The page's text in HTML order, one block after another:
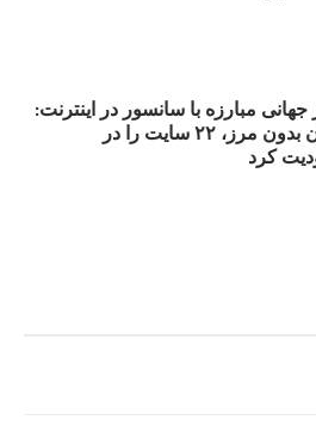
روز جهانی مبارزه با سانسور در اینترنت:
#آزادی هم‌آیند گزارشگران‌ بدون مرز، ۲۲ سایت را در
کرد